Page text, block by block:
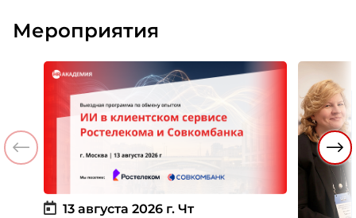
Мероприятия
13 августа 2026 г. Чт